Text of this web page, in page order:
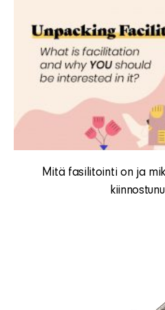
Mitä fasilitointi on ja